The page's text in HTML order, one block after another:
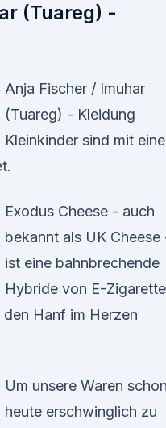
(Tuareg) -
Anja Fischer / Imuhar
(Tuareg) - Kleidung
Kleinkinder sind mit
Exodus Cheese - auch
bekannt als UK Cheese
ist eine bahnbrechende
Hybride von E-
Hanf im Herzen
Um unsere Waren schon
heute erschwinglich zu